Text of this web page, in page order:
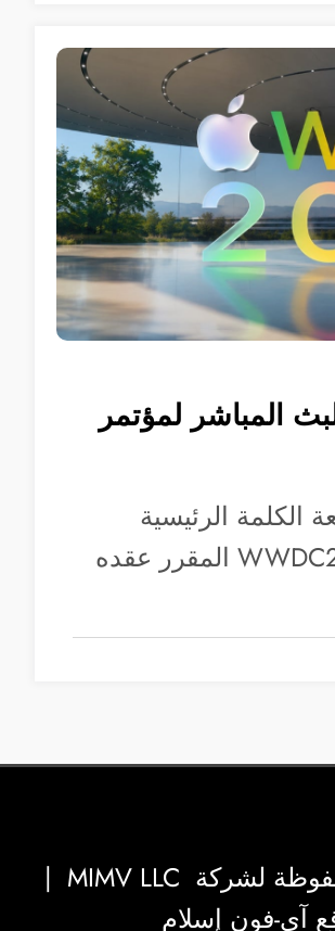
المباشر لمؤتمر
الكلمة الرئيسية
لمؤتمر آبل العالمي للمطورين WWDC26 المقرر عقده
MIMV LLC
|
آي-فون إسلام